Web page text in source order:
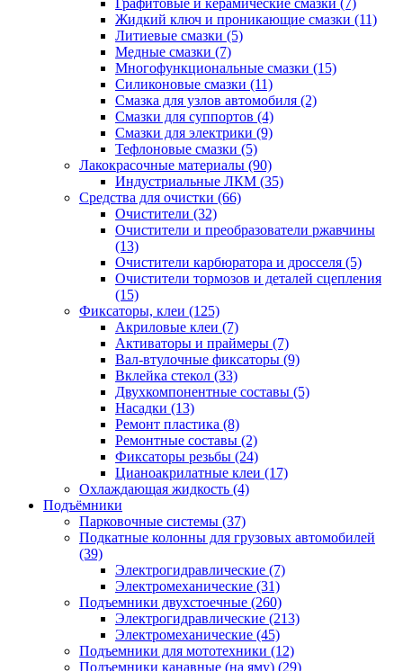
Графитовые и керамические смазки (7)
Жидкий ключ и проникающие смазки (11)
Литиевые смазки (5)
Медные смазки (7)
Многофункциональные смазки (15)
Силиконовые смазки (11)
Смазка для узлов автомобиля (2)
Смазки для суппортов (4)
Смазки для электрики (9)
Тефлоновые смазки (5)
Лакокрасочные материалы (90)
Индустриальные ЛКМ (35)
Средства для очистки (66)
Очистители (32)
Очистители и преобразователи ржавчины
(13)
Очистители карбюратора и дросселя (5)
Очистители тормозов и деталей сцепления
(15)
Фиксаторы, клеи (125)
Акриловые клеи (7)
Активаторы и праймеры (7)
Вал-втулочные фиксаторы (9)
Вклейка стекол (33)
Двухкомпонентные составы (5)
Насадки (13)
Ремонт пластика (8)
Ремонтные составы (2)
Фиксаторы резьбы (24)
Цианоакрилатные клеи (17)
Охлаждающая жидкость (4)
Подъёмники
Парковочные системы (37)
Подкатные колонны для грузовых автомобилей
(39)
Электрогидравлические (7)
Электромеханические (31)
Подъемники двухстоечные (260)
Электрогидравлические (213)
Электромеханические (45)
Подъемники для мототехники (12)
Подъемники канавные (на яму) (29)